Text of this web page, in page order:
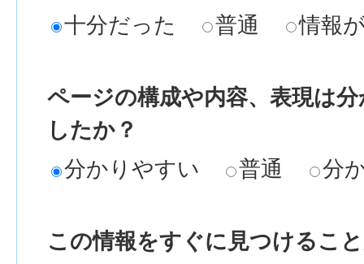
十分だった
普通 情報
ページの構成や内容、表現は
したか？
分かりやすい
普通 分
この情報をすぐに見つけるこ